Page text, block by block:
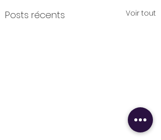
Posts récents Voir tout